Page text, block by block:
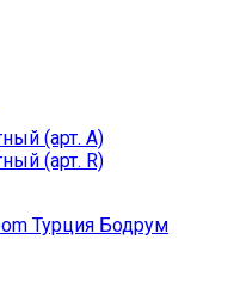
(арт. A)
(арт. R)